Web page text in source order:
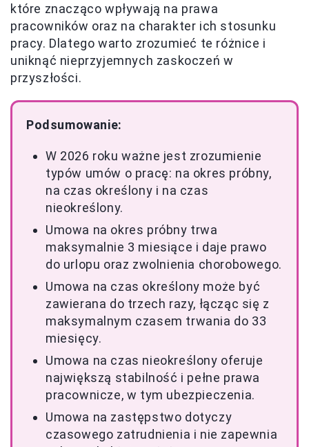
które znacząco wpływają na prawa
pracowników oraz na charakter ich stosunku
pracy. Dlatego warto zrozumieć te różnice i
uniknąć nieprzyjemnych zaskoczeń w
przyszłości.
Podsumowanie:
W 2026 roku ważne jest zrozumienie
typów umów o pracę: na okres próbny,
na czas określony i na czas
nieokreślony.
Umowa na okres próbny trwa
maksymalnie 3 miesiące i daje prawo
do urlopu oraz zwolnienia chorobowego.
Umowa na czas określony może być
zawierana do trzech razy, łącząc się z
maksymalnym czasem trwania do 33
miesięcy.
Umowa na czas nieokreślony oferuje
największą stabilność i pełne prawa
pracownicze, w tym ubezpieczenia.
Umowa na zastępstwo dotyczy
czasowego zatrudnienia i nie zapewnia